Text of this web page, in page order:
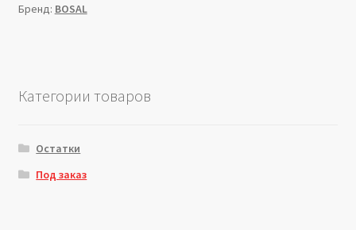
Бренд: BOSAL
Категории товаров
Остатки
Под заказ